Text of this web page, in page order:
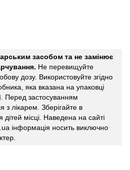
засобом та не замінює
Не перевищуйте
дозу. Використовуйте згідно
яка вказана на упаковці
Перед застосуванням
з лікарем. Зберігайте в
місці. Наведена на сайті
інформація носить виключно